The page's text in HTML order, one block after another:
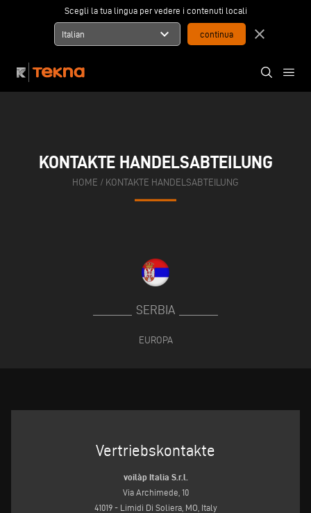
Scegli la tua lingua per vedere i contenuti locali
Italian expand_more close
KONTAKTE HANDELSABTEILUNG
HOME / KONTAKTE HANDELSABTEILUNG
SERBIA
EUROPA
Vertriebskontakte
voilàp Italia S.r.l.
Via Archimede, 10
41019 - Limidi Di Soliera, MO, Italy